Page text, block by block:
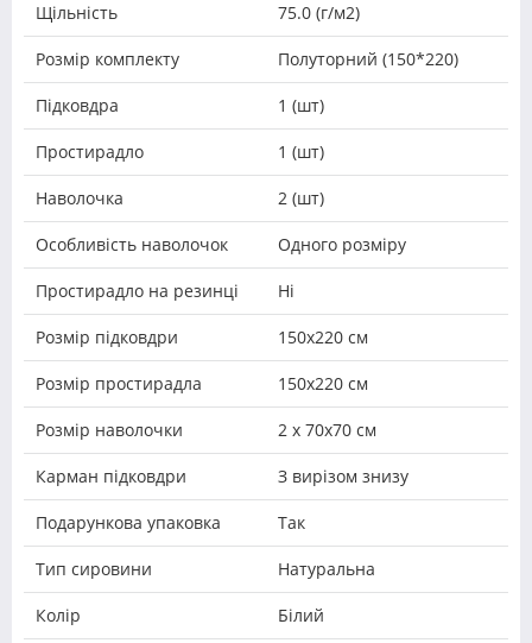
Щільність 75.0 (г/м2)
Розмір комплекту Полуторний (150*220)
Підковдра 1 (шт)
Простирадло 1 (шт)
Наволочка 2 (шт)
Особливість наволочок Одного розміру
Простирадло на резинці Ні
Розмір підковдри 150х220 см
Розмір простирадла 150х220 см
Розмір наволочки 2 х 70х70 см
Карман підковдри З вирізом знизу
Подарункова упаковка Так
Тип сировини Натуральна
Колір Білий